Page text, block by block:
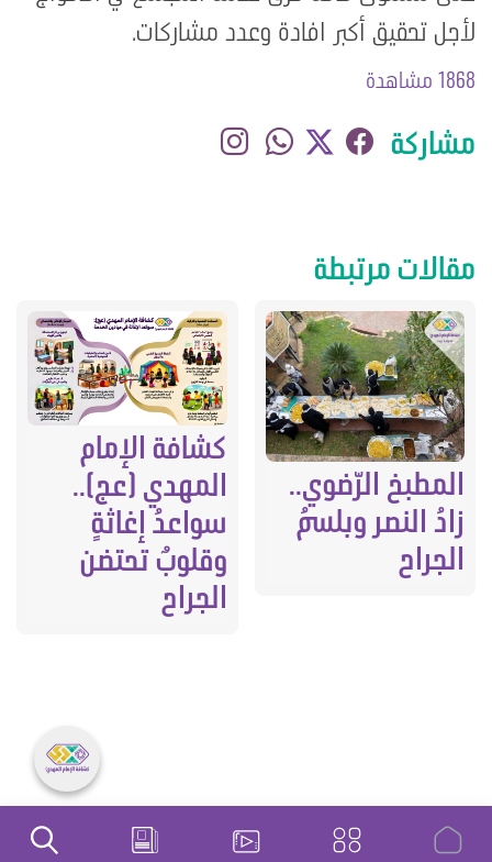
لأجل تحقيق أكبر افادة وعدد مشاركات.
1868 مشاهدة
مشاركة
مقالات مرتبطة
كشافة الإمام
المهدي (عج)..
سواعدُ إغاثةٍ
وقلوبٌ تحتضن
الجراح
المطبخ الرّضوي..
زادُ النصر وبلسمُ
الجراح